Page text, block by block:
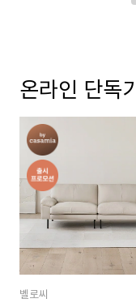
온라인 단독
벨로씨